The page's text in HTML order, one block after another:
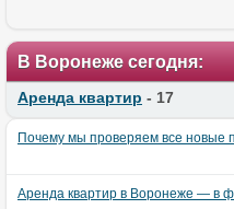
В Воронеже сегодня:
Аренда квартир - 17
Почему мы проверяем все новые
Аренда квартир в Воронеже — в